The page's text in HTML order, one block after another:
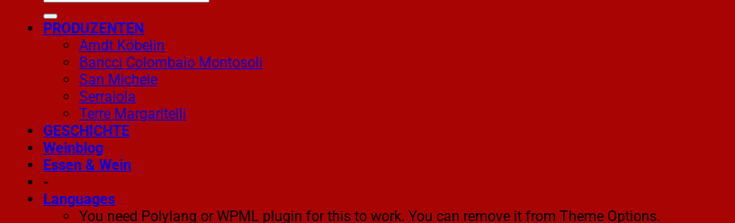
PRODUZENTEN
Arndt Köbelin
Baricci Colombaio Montosoli
San Michele
Serraiola
Terre Margaritelli
GESCHICHTE
Weinblog
Essen & Wein
-
Languages
You need Polylang or WPML plugin for this to work. You can remove it from Theme Options.